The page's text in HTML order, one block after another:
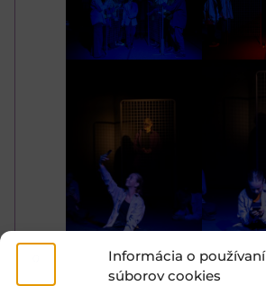
Informácia o používaní
súborov cookies